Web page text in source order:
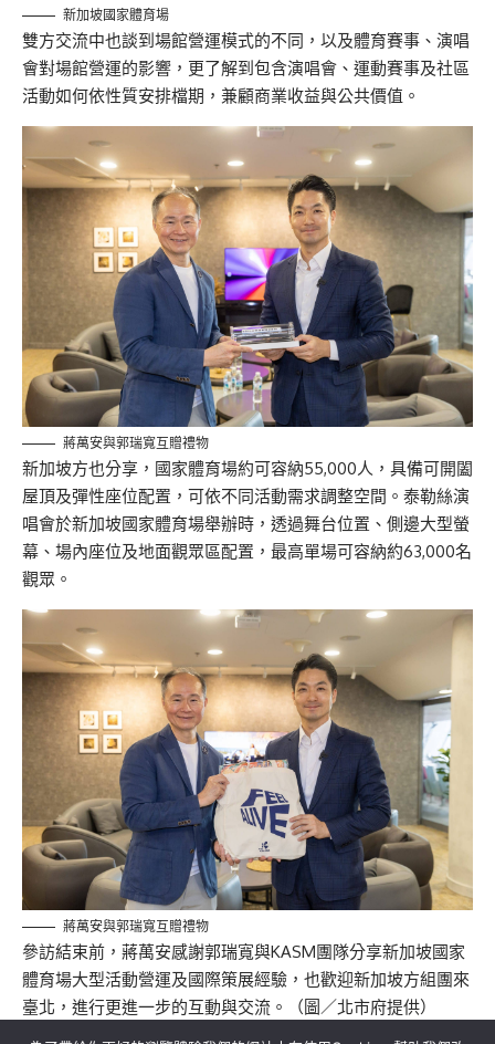
新加坡國家體育場
雙方交流中也談到場館營運模式的不同，以及體育賽事、演唱
會對場館營運的影響，更了解到包含演唱會、運動賽事及社區
活動如何依性質安排檔期，兼顧商業收益與公共價值。
蔣萬安與郭瑞寬互贈禮物
新加坡方也分享，國家體育場約可容納55,000人，具備可開闔
屋頂及彈性座位配置，可依不同活動需求調整空間。泰勒絲演
唱會於新加坡國家體育場舉辦時，透過舞台位置、側邊大型螢
幕、場內座位及地面觀眾區配置，最高單場可容納約63,000名
觀眾。
蔣萬安與郭瑞寬互贈禮物
參訪結束前，蔣萬安感謝郭瑞寬與KASM團隊分享新加坡國家
體育場大型活動營運及國際策展經驗，也歡迎新加坡方組團來
臺北，進行更進一步的互動與交流。（圖／北市府提供）